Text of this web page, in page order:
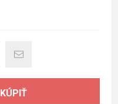
KÚPIŤ